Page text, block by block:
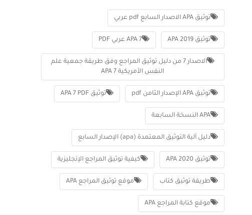
توثيق APA الاصدار السابع pdf عربي
توثيق APA 2019 APA 7 عربي PDF
الاصدار 7 من دليل توثيق المراجع وفق طريقة جمعية علم
النفس الأمريكية APA 7
توثيق APA الإصدار الثامن pdf توثيق APA 7 PDF
APA النسخة السابعة
دليل آلية التوثيق المعتمدة (apa) الإصدار السابع
توثيق APA 2020 كيفية توثيق المراجع الإنجليزية
طريقة توثيق كتاب موقع توثيق المراجع APA
موقع كتابة المراجع APA